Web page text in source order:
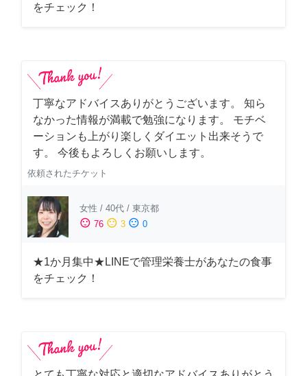
をチェック！
丁寧なアドバイスありがとうございます。 知ら
なかった情報が満載で勉強になります。 モチベ
ーションも上がり楽しくダイエット出来そうで
す。 今後もよろしくお願いします。
依頼されたチケット
女性 / 40代 / 東京都
sentiment_satisfied 76 sentiment_neutral 3 sentiment_dissatisfied 0
★1か月集中★LINEで管理栄養士があなたの食事
をチェック！